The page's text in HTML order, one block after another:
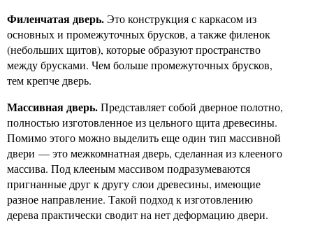
Филенчатая дверь.Это конструкция с каркасом из
основных и промежуточных брусков, а также филенок
(небольших щитов), которые образуют пространство
между брусками. Чем больше промежуточных брусков,
тем крепче дверь.
Массивная дверь.Представляет собой дверное полотно,
полностью изготовленное из цельного щита древесины.
Помимо этого можно выделить еще один тип массивной
двери — это межкомнатная дверь, сделанная из клееного
массива. Под клееным массивом подразумеваются
пригнанные друг к другу слои древесины, имеющие
разное направление. Такой подход к изготовлению
дерева практически сводит на нет деформацию двери.